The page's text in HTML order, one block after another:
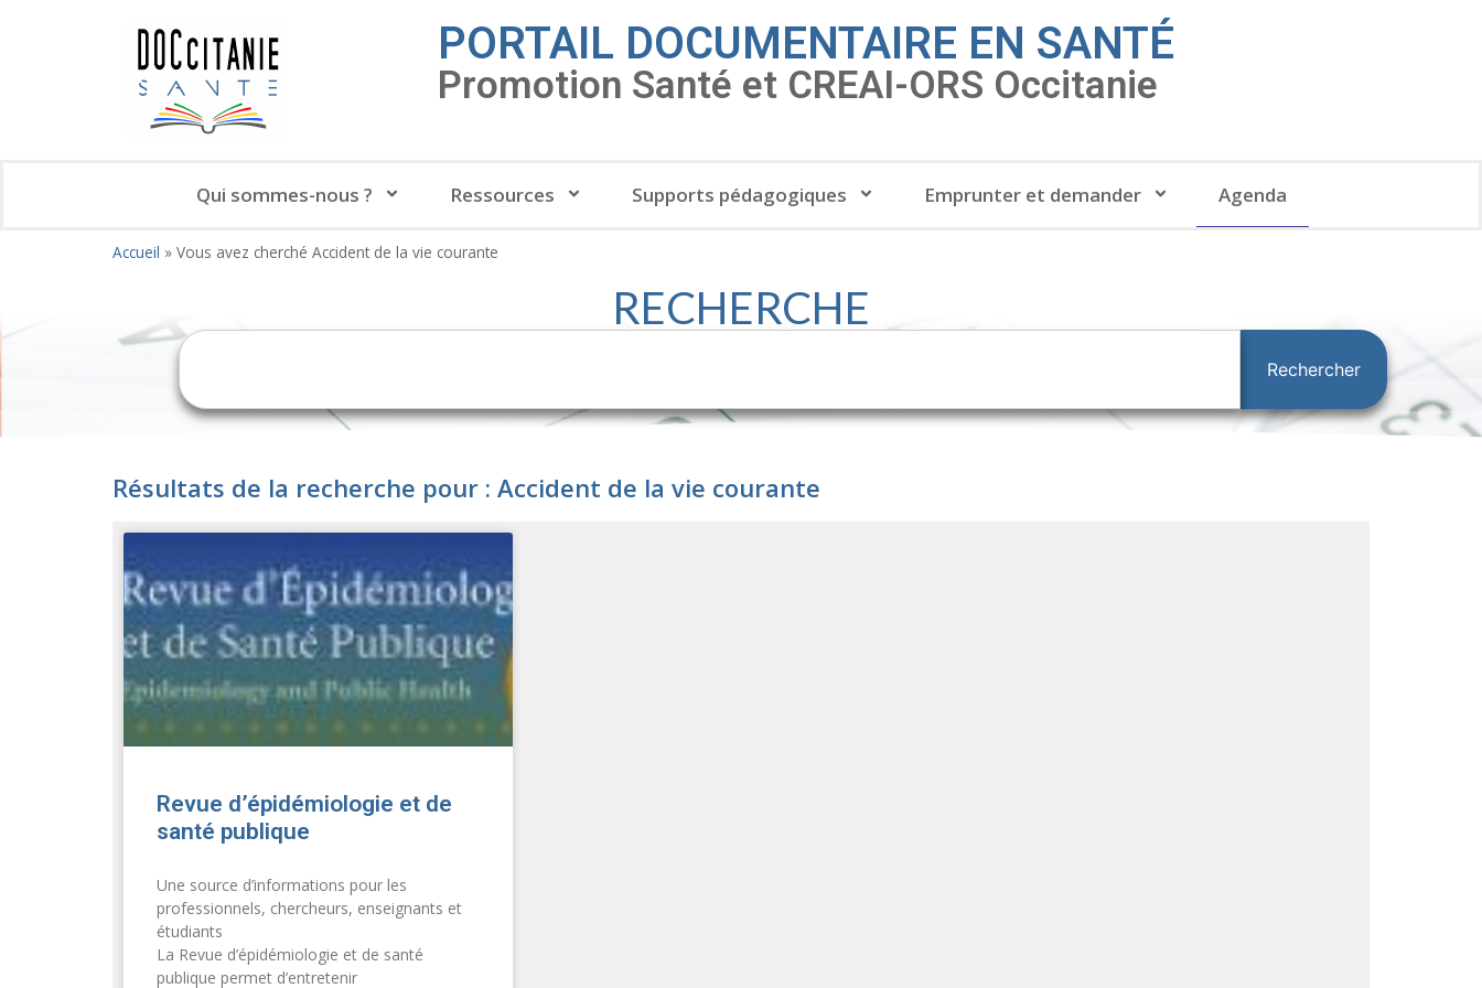
PORTAIL DOCUMENTAIRE EN SANTÉ
Promotion Santé et CREAI-ORS Occitanie
Qui sommes-nous ? Ressources Supports pédagogiques Emprunter et demander Agenda
Accueil » Vous avez cherché Accident de la vie courante
RECHERCHE
Rechercher
Résultats de la recherche pour : Accident de la vie courante
Revue d’épidémiologie et de
santé publique
Une source d’informations pour les
professionnels, chercheurs, enseignants et
étudiants
La Revue d’épidémiologie et de santé
publique permet d’entretenir